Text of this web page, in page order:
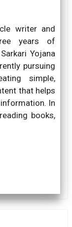
writer and
years of
Yojana
pursuing
simple,
that helps
In
books,